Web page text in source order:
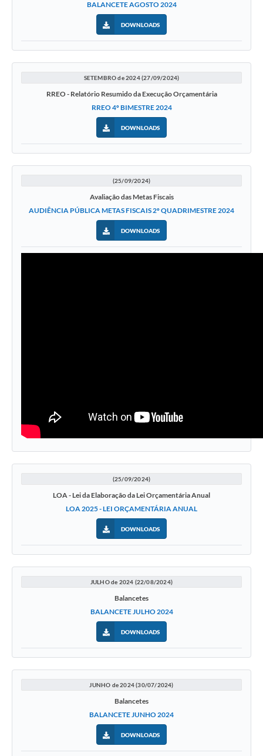
BALANCETE AGOSTO 2024
DOWNLOADS
SETEMBRO de 2024 (27/09/2024)
RREO - Relatório Resumido da Execução Orçamentária
RREO 4º BIMESTRE 2024
DOWNLOADS
(25/09/2024)
Avaliação das Metas Fiscais
AUDIÊNCIA PÚBLICA METAS FISCAIS 2º QUADRIMESTRE 2024
DOWNLOADS
(25/09/2024)
LOA - Lei da Elaboração da Lei Orçamentária Anual
LOA 2025 - LEI ORÇAMENTÁRIA ANUAL
DOWNLOADS
JULHO de 2024 (22/08/2024)
Balancetes
BALANCETE JULHO 2024
DOWNLOADS
JUNHO de 2024 (30/07/2024)
Balancetes
BALANCETE JUNHO 2024
DOWNLOADS